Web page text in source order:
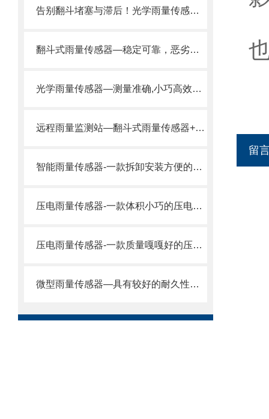
告别翻斗堵塞与滞后！光学雨量传感器，实现真正意义上的实时精准监测。
翻斗式雨量传感器—稳定可靠，恶劣天气下也能持续精准测雨量
光学雨量传感器—测量准确,小巧高效的免维护光电雨量计2024风途推送
远程雨量监测站—翻斗式雨量传感器+太阳能供电，实时监测降雨量。
智能雨量传感器-一款拆卸安装方便的压电动能式雨量计
压电雨量传感器-一款体积小巧的压电动能式雨量计
压电雨量传感器-一款质量嘎嘎好的压电式雨量计
微型雨量传感器—具有较好的耐久性和抗腐蚀性能@2024全网推送
留